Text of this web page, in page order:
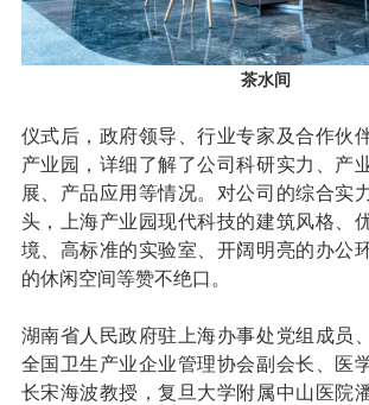
茶水间
仪式后，政府领导、行业专家及合作伙
产业园，详细了解了公司科研实力、产
展、产品应用等情况。对公司的综合实
头，上海产业园现代科技的建筑风格、
境、高标准的实验室、开阔明亮的办公
的休闲空间等赞不绝口。
湖南省人民政府驻上海办事处党组成员
全国卫生产业企业管理协会副会长、医
长宋海波教授，复旦大学附属中山医院